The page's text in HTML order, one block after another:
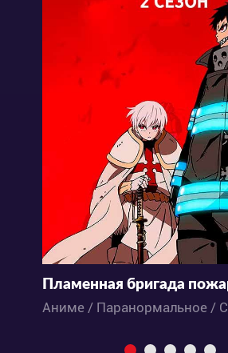
Пламенная бригада